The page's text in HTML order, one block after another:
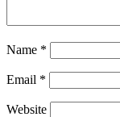
Name *
Email *
Website